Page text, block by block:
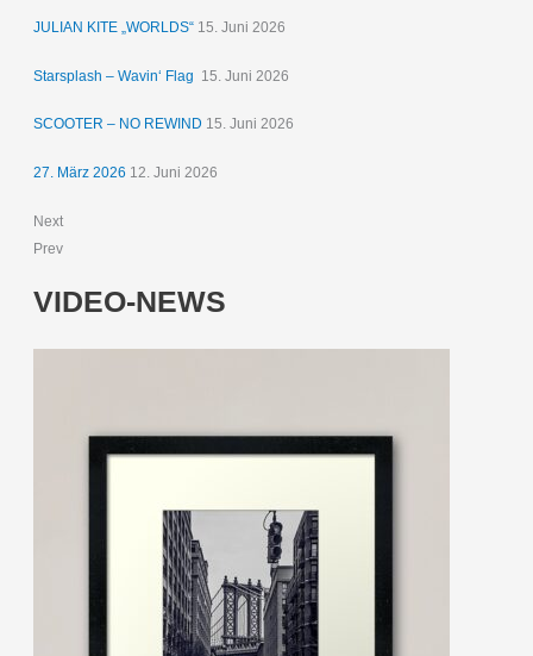
JULIAN KITE „WORLDS“ 15. Juni 2026
Starsplash – Wavin‘ Flag 15. Juni 2026
SCOOTER – NO REWIND 15. Juni 2026
27. März 2026 12. Juni 2026
Next
Prev
VIDEO-NEWS